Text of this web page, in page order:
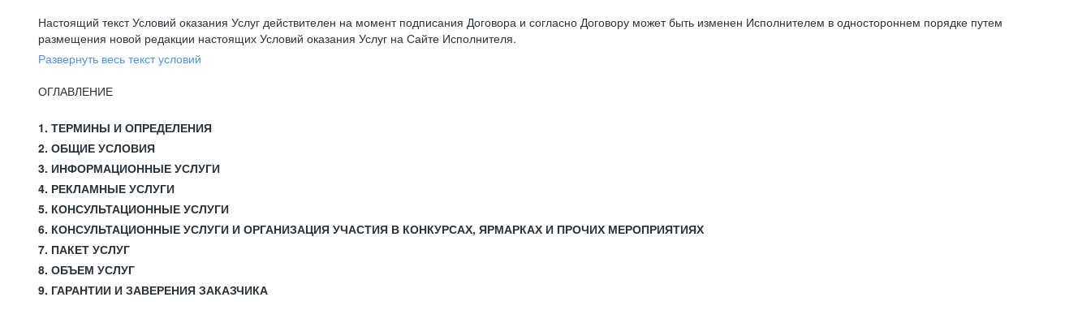
Настоящий текст Условий оказания Услуг действителен на момент подписания Договора и согласно Договору может быть изменен Исполнителем в одностороннем порядке путем
размещения новой редакции настоящих Условий оказания Услуг на Сайте Исполнителя.
Развернуть весь текст условий
ОГЛАВЛЕНИЕ
1. ТЕРМИНЫ И ОПРЕДЕЛЕНИЯ
2. ОБЩИЕ УСЛОВИЯ
3. ИНФОРМАЦИОННЫЕ УСЛУГИ
4. РЕКЛАМНЫЕ УСЛУГИ
5. КОНСУЛЬТАЦИОННЫЕ УСЛУГИ
6. КОНСУЛЬТАЦИОННЫЕ УСЛУГИ И ОРГАНИЗАЦИЯ УЧАСТИЯ В КОНКУРСАХ, ЯРМАРКАХ И ПРОЧИХ МЕРОПРИЯТИЯХ
7. ПАКЕТ УСЛУГ
8. ОБЪЕМ УСЛУГ
9. ГАРАНТИИ И ЗАВЕРЕНИЯ ЗАКАЗЧИКА